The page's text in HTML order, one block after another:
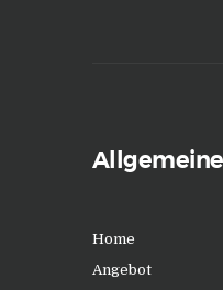
Home
Angebot